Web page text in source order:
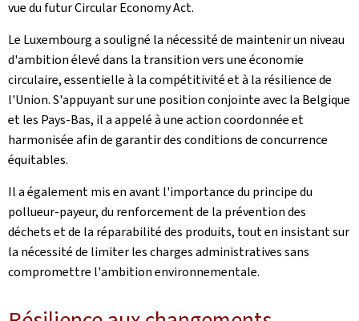
vue du futur Circular Economy Act.
Le Luxembourg a souligné la nécessité de maintenir un niveau
d'ambition élevé dans la transition vers une économie
circulaire, essentielle à la compétitivité et à la résilience de
l'Union. S'appuyant sur une position conjointe avec la Belgique
et les Pays-Bas, il a appelé à une action coordonnée et
harmonisée afin de garantir des conditions de concurrence
équitables.
Il a également mis en avant l'importance du principe du
pollueur-payeur, du renforcement de la prévention des
déchets et de la réparabilité des produits, tout en insistant sur
la nécessité de limiter les charges administratives sans
compromettre l'ambition environnementale.